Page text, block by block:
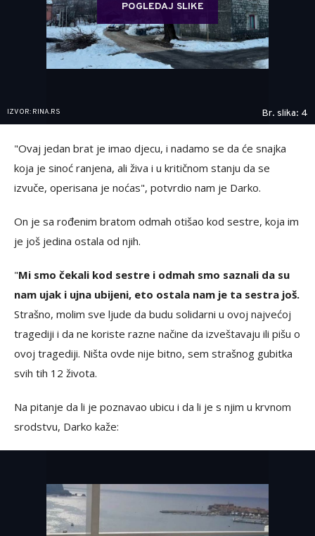
POGLEDAJ SLIKE
IZVOR: RINA.RS Br. slika: 4
"Ovaj jedan brat je imao djecu, i nadamo se da će snajka
koja je sinoć ranjena, ali živa i u kritičnom stanju da se
izvuče, operisana je noćas", potvrdio nam je Darko.
On je sa rođenim bratom odmah otišao kod sestre, koja im
je još jedina ostala od njih.
"Mi smo čekali kod sestre i odmah smo saznali da su
nam ujak i ujna ubijeni, eto ostala nam je ta sestra još.
Strašno, molim sve ljude da budu solidarni u ovoj najvećoj
tragediji i da ne koriste razne načine da izveštavaju ili pišu o
ovoj tragediji. Ništa ovde nije bitno, sem strašnog gubitka
svih tih 12 života.
Na pitanje da li je poznavao ubicu i da li je s njim u krvnom
srodstvu, Darko kaže: